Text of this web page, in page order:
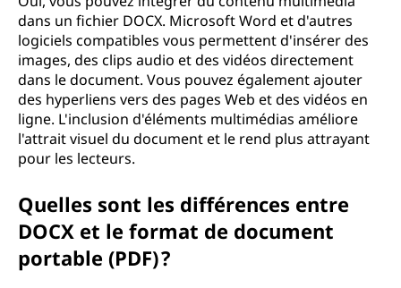
dans un fichier DOCX. Microsoft Word et d'autres
logiciels compatibles vous permettent d'insérer des
images, des clips audio et des vidéos directement
dans le document. Vous pouvez également ajouter
des hyperliens vers des pages Web et des vidéos en
ligne. L'inclusion d'éléments multimédias améliore
l'attrait visuel du document et le rend plus attrayant
pour les lecteurs.
Quelles sont les différences entre
DOCX et le format de document
portable (PDF) ?